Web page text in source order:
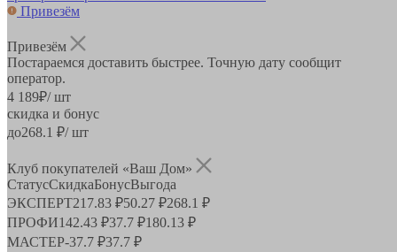
Привезём
Привезём
Постараемся доставить быстрее. Точную дату сообщит
оператор.
4 189₽/ шт
скидка и бонус
до268.1 ₽/ шт
Клуб покупателей «Ваш Дом»
СтатусСкидкаБонусВыгода
ЭКСПЕРТ217.83 ₽50.27 ₽268.1 ₽
ПРОФИ142.43 ₽37.7 ₽180.13 ₽
МАСТЕР-37.7 ₽37.7 ₽